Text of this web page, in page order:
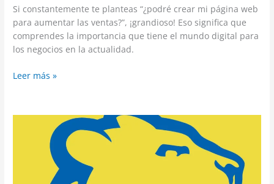
Si constantemente te planteas “¿podré crear mi página web
para aumentar las ventas?”, ¡grandioso! Eso significa que
comprendes la importancia que tiene el mundo digital para
los negocios en la actualidad.
Leer más »
Rebranding